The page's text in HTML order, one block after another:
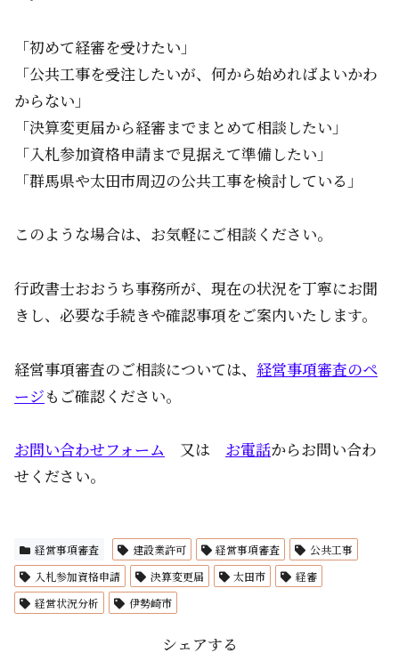
「初めて経審を受けたい」
「公共工事を受注したいが、何から始めればよいかわ
からない」
「決算変更届から経審までまとめて相談したい」
「入札参加資格申請まで見据えて準備したい」
「群馬県や太田市周辺の公共工事を検討している」
このような場合は、お気軽にご相談ください。
行政書士おおうち事務所が、現在の状況を丁寧にお聞
きし、必要な手続きや確認事項をご案内いたします。
経営事項審査のご相談については、 経営事項審査のペ
ージもご確認ください。
お問い合わせフォーム 又は お電話からお問い合わ
せください。
経営事項審査 建設業許可 経営事項審査
公共工事
入札参加資格申請
決算変更届 太田市
経審
経営状況分析
伊勢崎市
シェアする